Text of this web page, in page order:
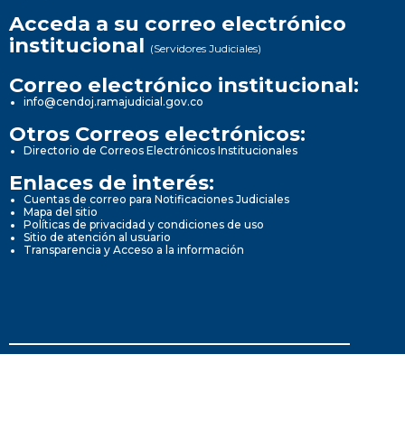
Acceda a su correo electrónico
institucional (Servidores Judiciales)
Correo electrónico institucional:
info@cendoj.ramajudicial.gov.co
Otros Correos electrónicos:
Directorio de Correos Electrónicos Institucionales
Enlaces de interés:
Cuentas de correo para Notificaciones Judiciales
Mapa del sitio
Políticas de privacidad y condiciones de uso
Sitio de atención al usuario
Transparencia y Acceso a la información